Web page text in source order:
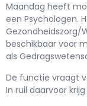
Maandag heeft
een Psychologen.
Gezondheidszorg/
beschikbaar voor
als
De functie vraagt
In ruil daarvoor